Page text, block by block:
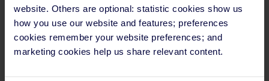
website. Others are optional: statistic cookies show us
how you use our website and features; preferences
cookies remember your website preferences; and
marketing cookies help us share relevant content.
Cargos no hotel: Lista e tipos de empregos na
indústria hoteleira